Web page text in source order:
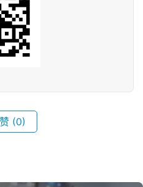
赞 (0)